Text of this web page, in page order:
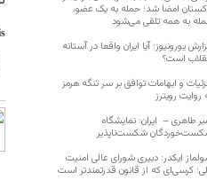
امضا شد؛ حمله به یک عضو،
به همه تلقی می‌شود
یورونیوز؛ آیا ایران واقعا در آستانه
است؟
و ابهامات توافق بر سر تنگه هرمز
روایت رویترز
طاهری – ایران: نمایشگاه
شکست‌ناپذیر
ایکدر: دبیری شورای عالی امنیت
کرسی‌ای که از قانون قدرتمندتر است